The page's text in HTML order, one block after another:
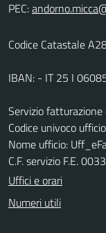
PEC:
Codice Catastale
IBAN: - IT 25 I
Servizio
Codice univoco
Nome ufficio:
C.F. servizio F.E.
Uffici e orari
Numeri utili